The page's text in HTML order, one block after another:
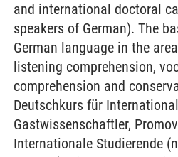
and international doctoral
speakers of German). The
German language in the
listening comprehension,
comprehension and
Deutschkurs für
Gastwissenschaftler,
Internationale Studierende